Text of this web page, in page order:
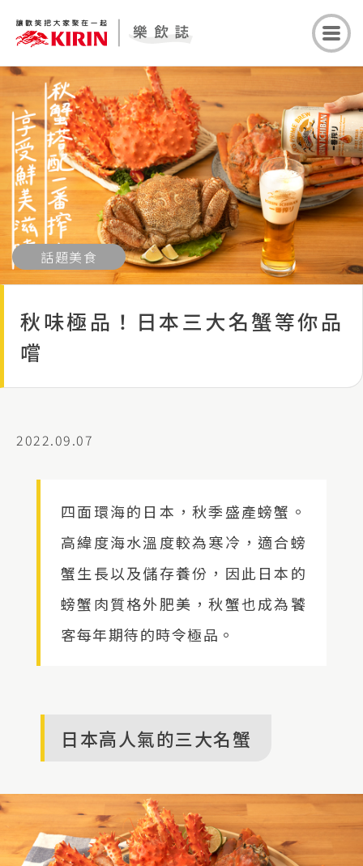
話題美食
秋味極品！日本三大名蟹等你品
嚐
2022.09.07
四面環海的日本，秋季盛產螃蟹。
高緯度海水溫度較為寒冷，適合螃
蟹生長以及儲存養份，因此日本的
螃蟹肉質格外肥美，秋蟹也成為饕
客每年期待的時令極品。
日本高人氣的三大名蟹